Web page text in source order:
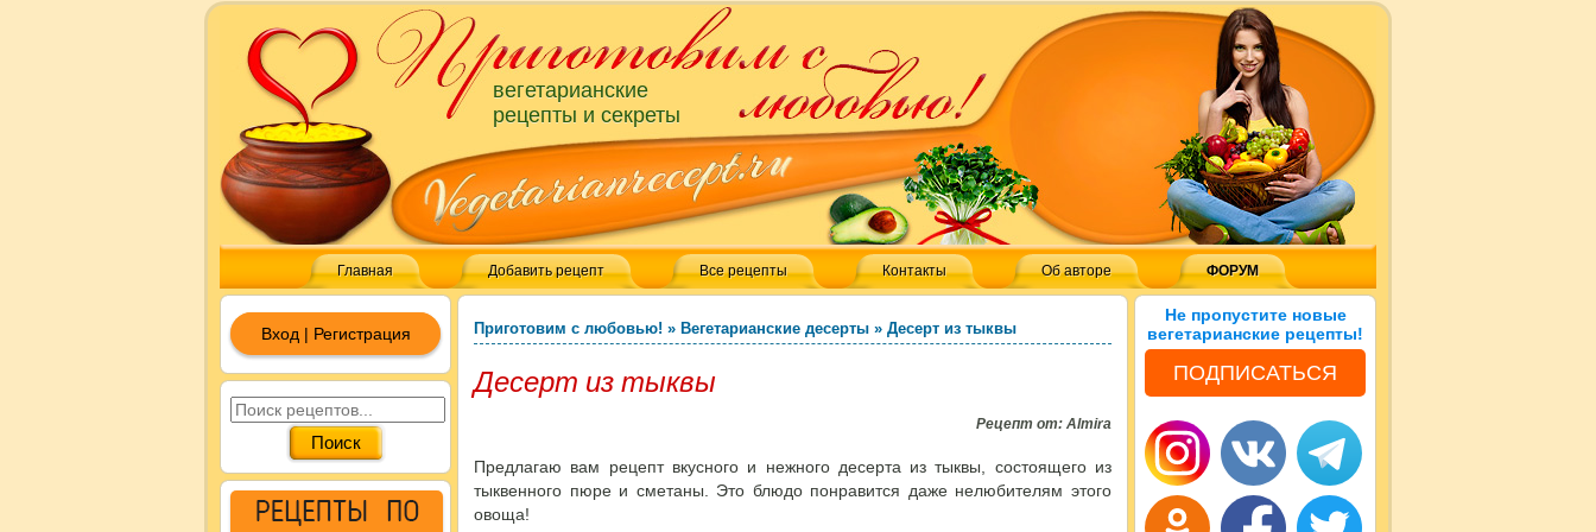
вегетарианские
рецепты и секреты
Главная Добавить рецепт Все рецепты Контакты Об авторе ФОРУМ
Приготовим с любовью! » Вегетарианские десерты » Десерт из тыквы
Десерт из тыквы
Рецепт от: Almira
Предлагаю вам рецепт вкусного и нежного десерта из тыквы, состоящего из
тыквенного пюре и сметаны. Это блюдо понравится даже нелюбителям этого
овоща!
Вход | Регистрация
Не пропустите новые
вегетарианские рецепты!
ПОДПИСАТЬСЯ